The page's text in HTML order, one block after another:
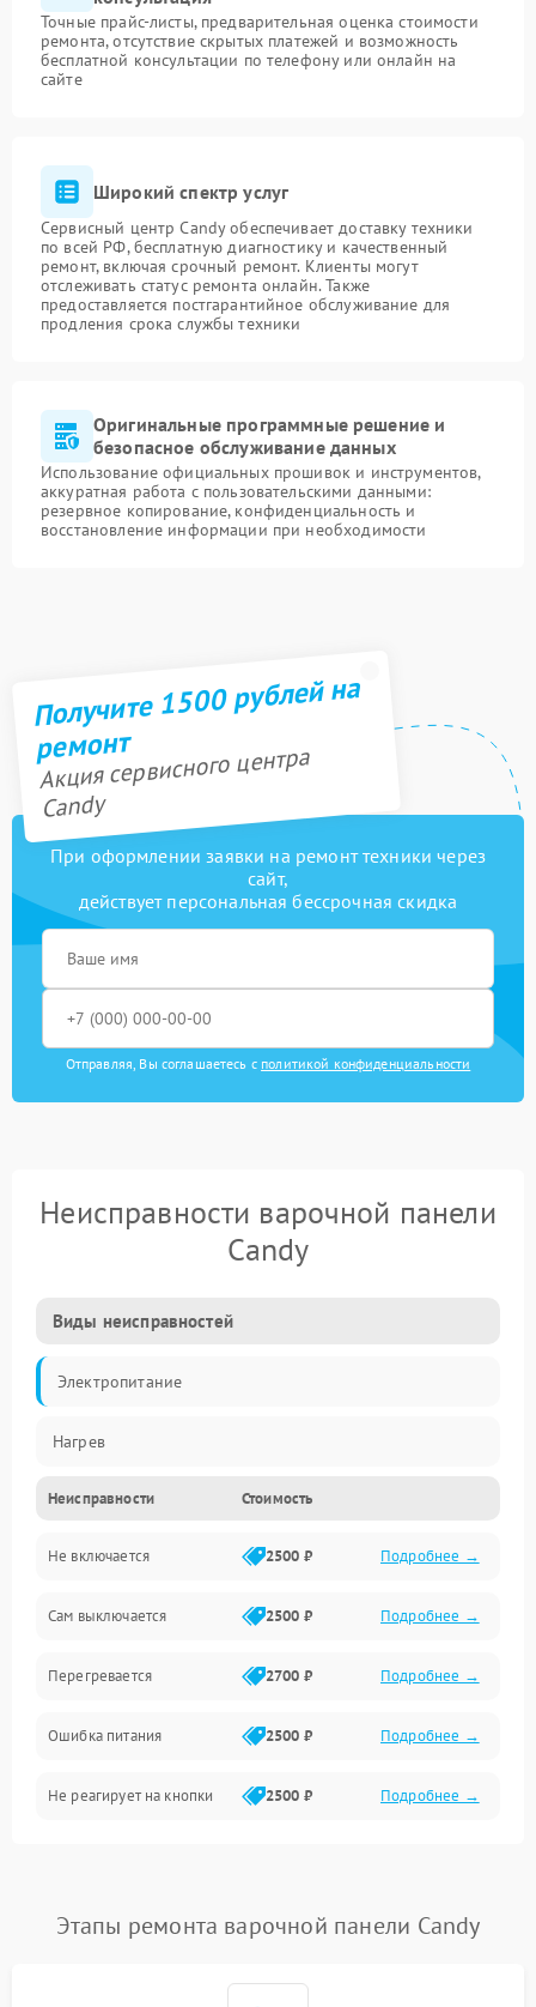
Точные прайс-листы, предварительная оценка стоимости
ремонта, отсутствие скрытых платежей и возможность
бесплатной консультации по телефону или онлайн на
сайте
Широкий спектр услуг
Сервисный центр Candy обеспечивает доставку техники
по всей РФ, бесплатную диагностику и качественный
ремонт, включая срочный ремонт. Клиенты могут
отслеживать статус ремонта онлайн. Также
предоставляется постгарантийное обслуживание для
продления срока службы техники
Оригинальные программные решение и
безопасное обслуживание данных
Использование официальных прошивок и инструментов,
аккуратная работа с пользовательскими данными:
резервное копирование, конфиденциальность и
восстановление информации при необходимости
Получите 1500 рублей на
ремонт
Акция сервисного центра
Candy
При оформлении заявки на ремонт техники через
сайт,
действует персональная бессрочная скидка
Отправляя, Вы соглашаетесь с политикой конфиденциальности
Неисправности варочной панели
Candy
Виды неисправностей
Электропитание
Нагрев
Неисправности Стоимость
Не включается 2500 ₽ Подробнее →
Сам выключается 2500 ₽ Подробнее →
Перегревается 2700 ₽ Подробнее →
Ошибка питания 2500 ₽ Подробнее →
Не реагирует на кнопки 2500 ₽ Подробнее →
Этапы ремонта варочной панели Candy